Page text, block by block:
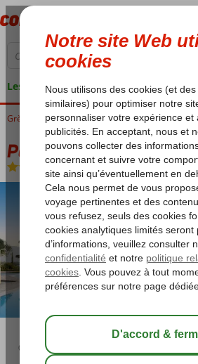
Les garanties de vacances
Grèce Corfu Gouvia Paradise Hotel
Paradise Hotel
Chambre et petit déjeuner-Hôtel
02:50